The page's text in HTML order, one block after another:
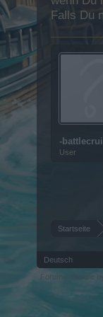
Falls Du
-
User
Startseite
Deutsch